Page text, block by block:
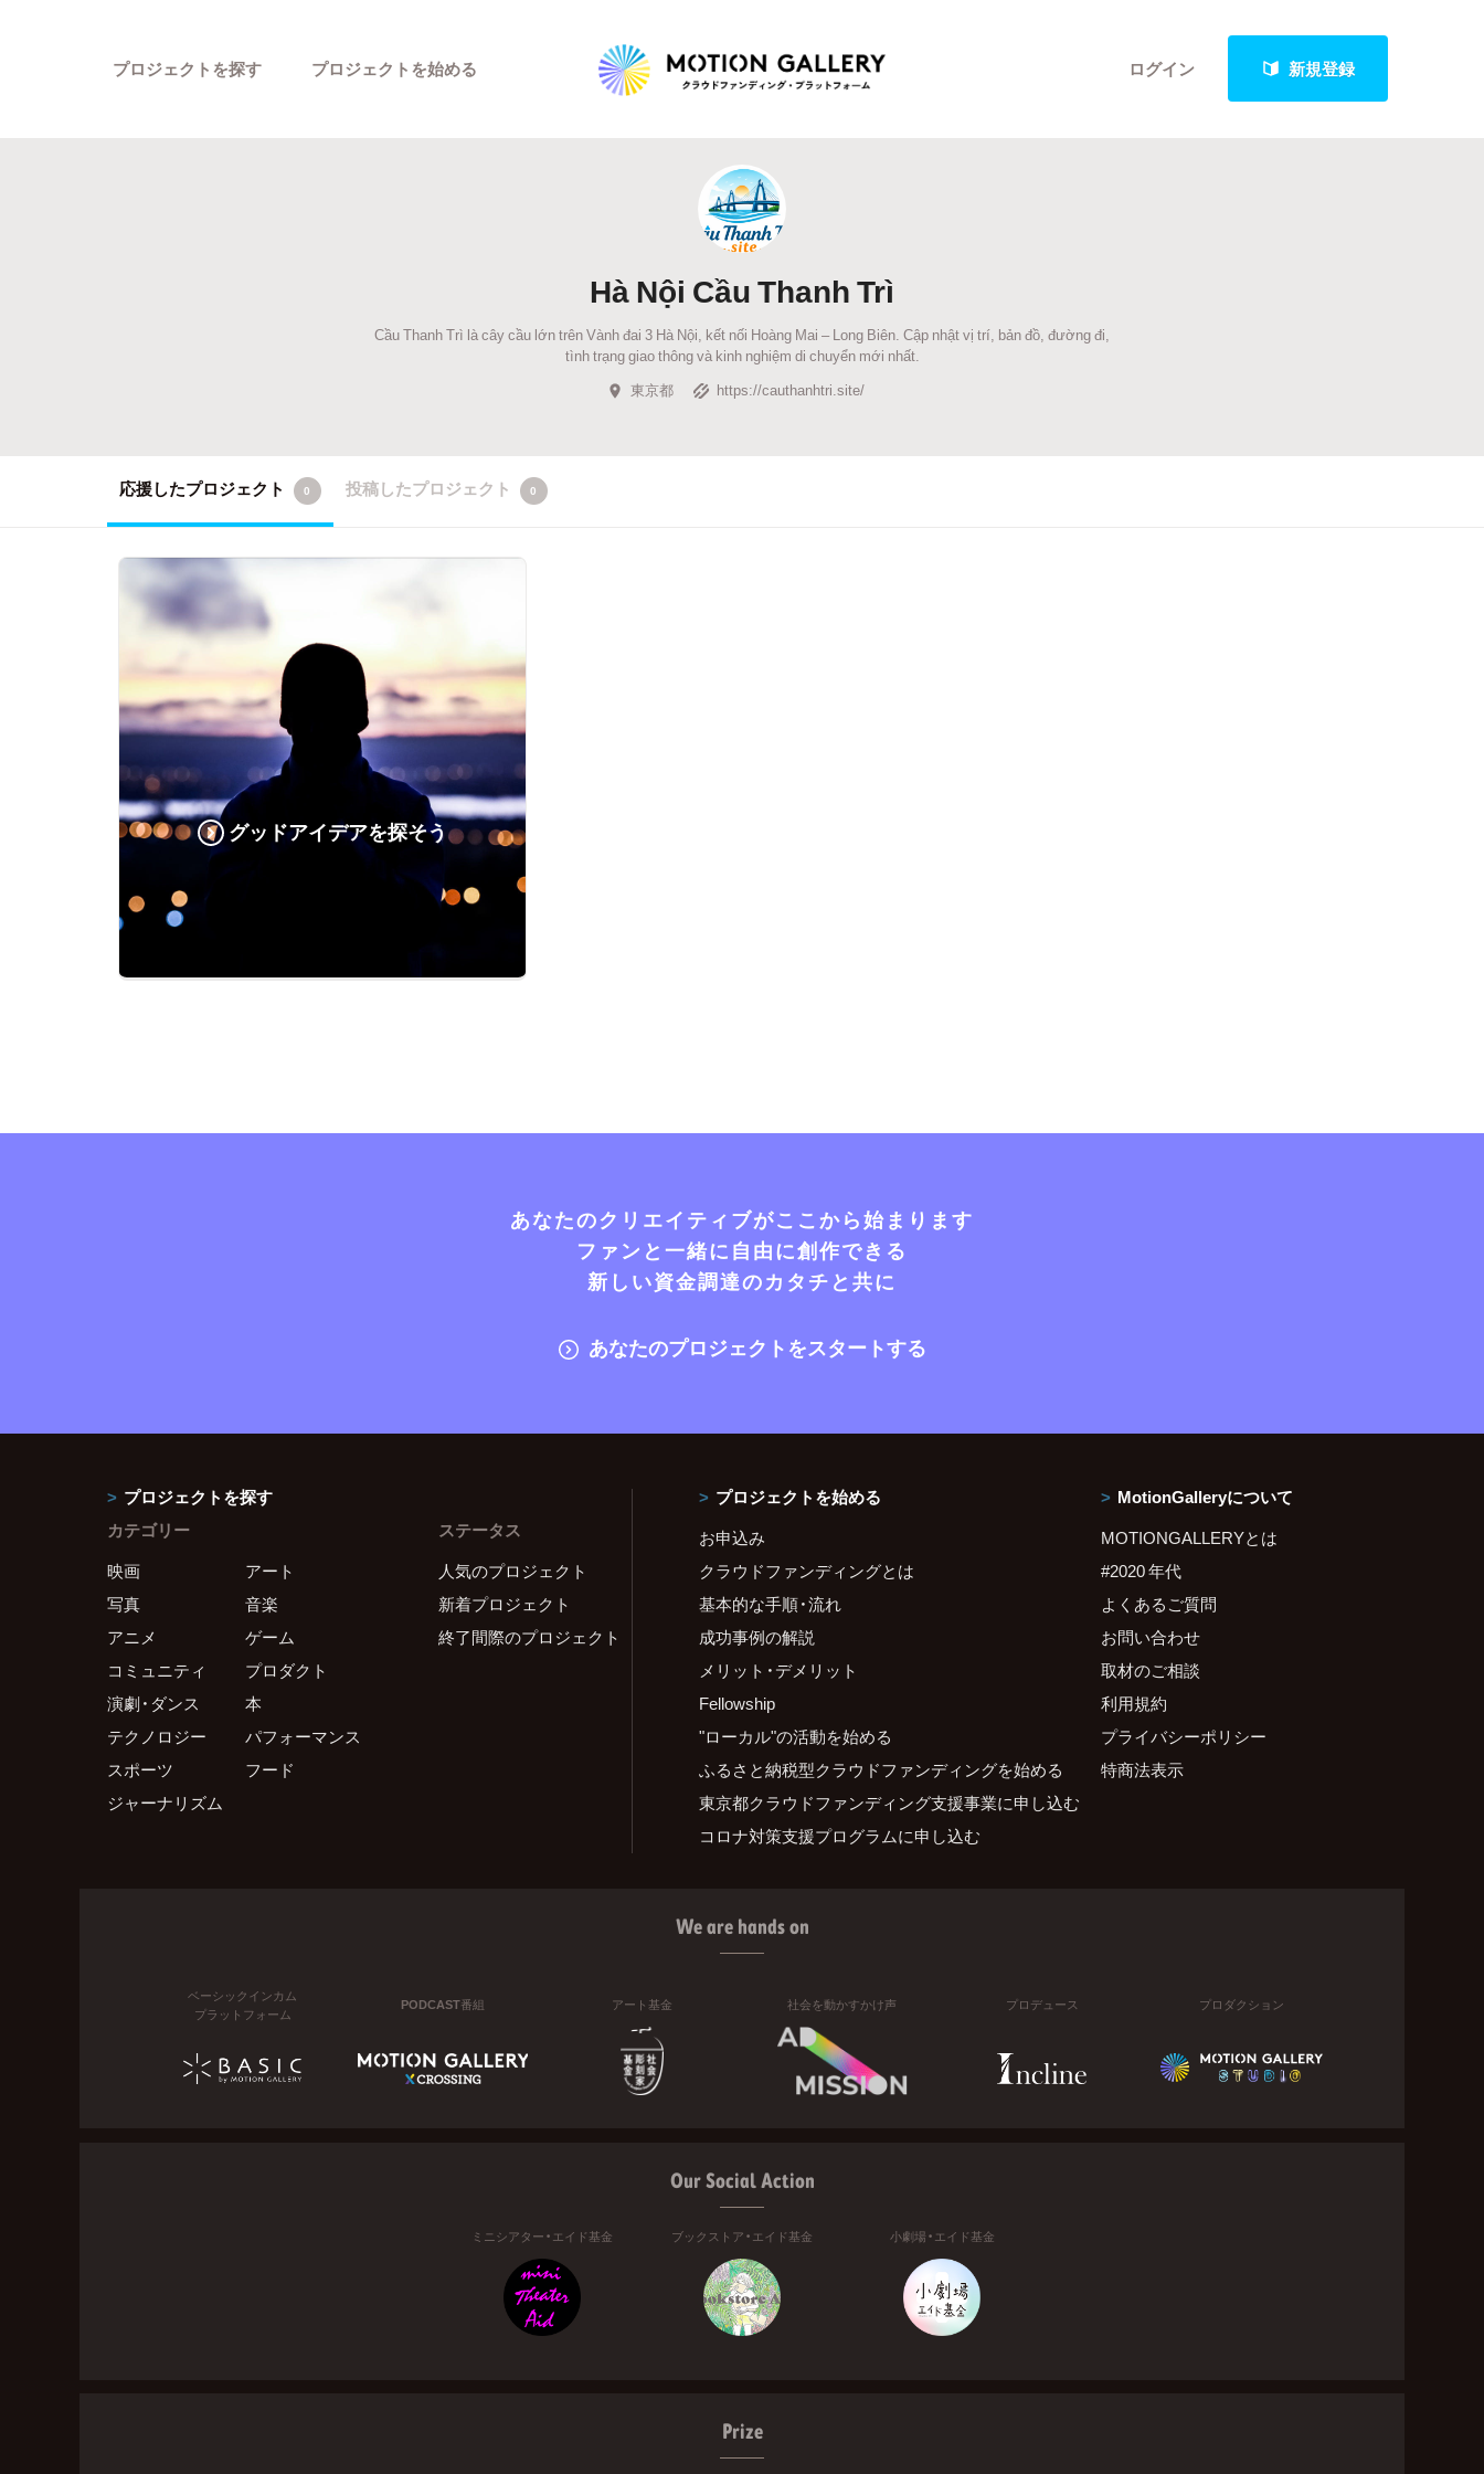
ログイン 新規登録
プロジェクトを探す
Highlight
新着プロジェクト
Feature
カテゴリーから探す タグから探す キュレーターから探す 特集から探す 最新進捗報告から探す
プロジェクトを始める
Hà Nội Cầu Thanh Trì
Cầu Thanh Trì là cây cầu lớn trên Vành đai 3 Hà Nội, kết nối Hoàng Mai – Long Biên. Cập nhật vị trí, bản đồ, đường đi,
tình trạng giao thông và kinh nghiệm di chuyển mới nhất.
東京都
https://cauthanhtri.site/
応援したプロジェクト 0 投稿したプロジェクト 0
グッドアイデアを探そう
あなたのクリエイティブがここから始まります
ファンと一緒に自由に創作できる
新しい資金調達のカタチと共に
あなたのプロジェクトをスタートする
プロジェクトを探す
カテゴリー
映画
アート
写真
音楽
アニメ
ゲーム
コミュニティ
プロダクト
演劇・ダンス
本
テクノロジー
パフォーマンス
スポーツ
フード
ジャーナリズム
ステータス
人気のプロジェクト
新着プロジェクト
終了間際のプロジェクト
プロジェクトを始める
お申込み
クラウドファンディングとは
基本的な手順・流れ
成功事例の解説
メリット・デメリット
Fellowship
"ローカル"の活動を始める
ふるさと納税型クラウドファンディングを始める
東京都クラウドファンディング支援事業に申し込む
コロナ対策支援プログラムに申し込む
MotionGalleryについて
MOTIONGALLERYとは
#2020 年代
よくあるご質問
お問い合わせ
取材のご相談
利用規約
プライバシーポリシー
特商法表示
We are hands on
ベーシックインカム
プラットフォーム
PODCAST番組 アート基金 社会を動かすかけ声 プロデュース プロダクション
Our Social Action
ミニシアター・エイド基金 ブックストア・エイド基金 小劇場・エイド基金
Prize